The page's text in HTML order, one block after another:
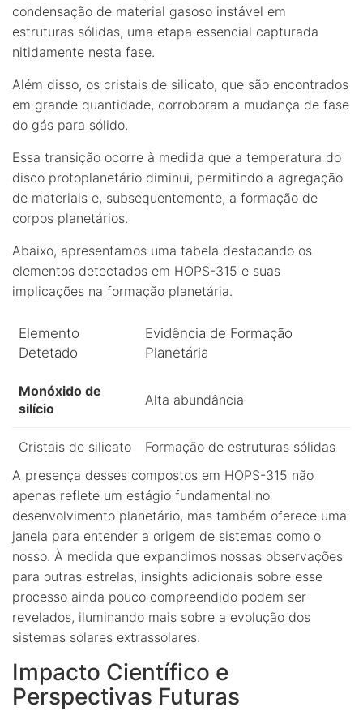
condensação de material gasoso instável em
estruturas sólidas, uma etapa essencial capturada
nitidamente nesta fase.
Além disso, os cristais de silicato, que são encontrados
em grande quantidade, corroboram a mudança de fase
do gás para sólido.
Essa transição ocorre à medida que a temperatura do
disco protoplanetário diminui, permitindo a agregação
de materiais e, subsequentemente, a formação de
corpos planetários.
Abaixo, apresentamos uma tabela destacando os
elementos detectados em HOPS-315 e suas
implicações na formação planetária.
Elemento
Detetado
Evidência de Formação
Planetária
Monóxido de
silício
Alta abundância
Cristais de silicato
Formação de estruturas sólidas
A presença desses compostos em HOPS-315 não
apenas reflete um estágio fundamental no
desenvolvimento planetário, mas também oferece uma
janela para entender a origem de sistemas como o
nosso. À medida que expandimos nossas observações
para outras estrelas, insights adicionais sobre esse
processo ainda pouco compreendido podem ser
revelados, iluminando mais sobre a evolução dos
sistemas solares extrassolares.
Impacto Científico e
Perspectivas Futuras